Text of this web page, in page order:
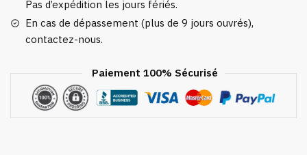
Pas d’expédition les jours fériés.
En cas de dépassement (plus de 9 jours ouvrés),
contactez-nous.
Paiement 100% Sécurisé